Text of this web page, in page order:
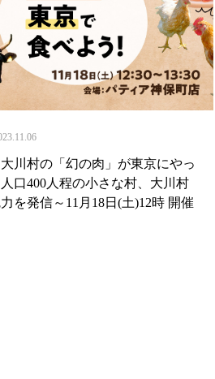
川村の「幻の肉」が東京にやっ
口400人程の小さな村、大川村
を発信～11月18日(土)12時 開催